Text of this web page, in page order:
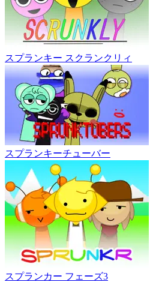
スプランキー スクランクリィ
スプランキーチューバー
スプランカー フェーズ3